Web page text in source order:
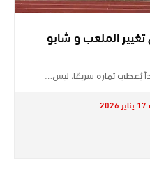
الملعب و شابو
يُعطي ثماره سريعًا، ليس…